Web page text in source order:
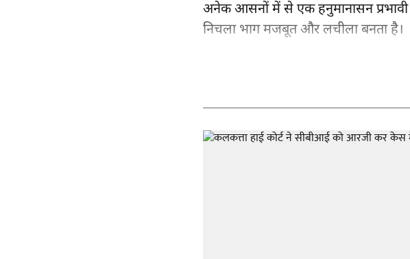
अनेक आसनों में से एक हनुमानासन
निचला भाग मजबूत और लचीला बनता है।